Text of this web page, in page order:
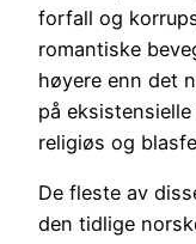
forfall og
romantiske
høyere enn det
på
religiøs og
De fleste av
den tidlige